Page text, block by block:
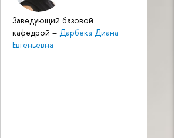
Заведующий базовой
кафедрой – Дарбека Диана
Евгеньевна